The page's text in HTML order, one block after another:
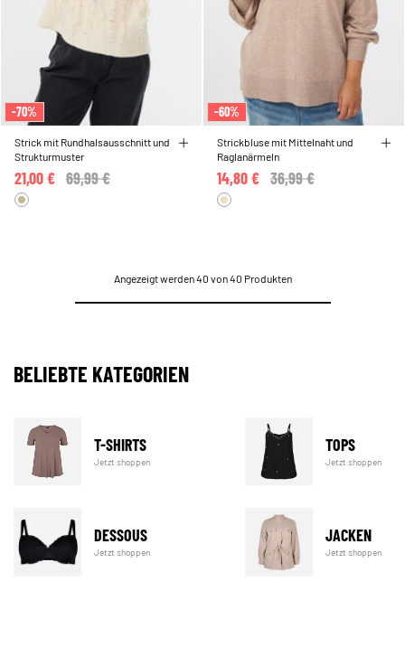
-70%
Strick mit Rundhalsausschnitt und
Strukturmuster
Price reduced from
69,99 €
21,00 €
-60%
Strickbluse mit Mittelnaht und
Raglanärmeln
Price reduced from
36,99 €
14,80 €
Angezeigt werden 40 von 40 Produkten
BELIEBTE KATEGORIEN
T-SHIRTS
Jetzt shoppen
TOPS
Jetzt shoppen
DESSOUS
Jetzt shoppen
JACKEN
Jetzt shoppen